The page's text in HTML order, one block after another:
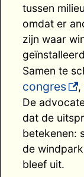
tussen
omdat er
zijn waar
Samen te
congres
,
De
dat de
betekenen:
de
bleef uit.